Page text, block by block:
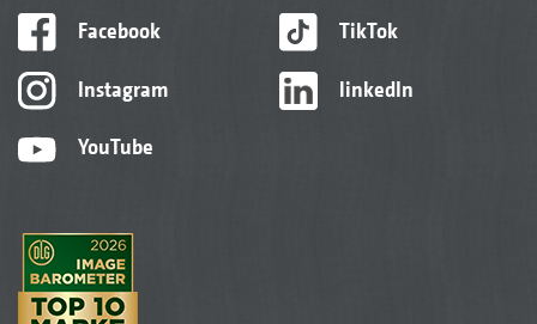
Facebook
Instagram
YouTube
TikTok
linkedIn